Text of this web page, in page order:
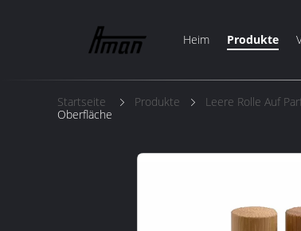
Heim Produkte
Startseite Produkte Leere Rolle Auf
Oberfläche